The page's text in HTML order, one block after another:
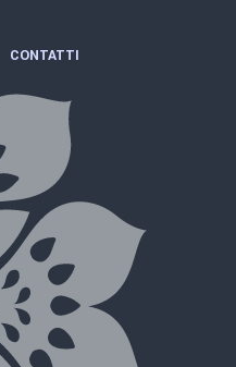
CONTATTI